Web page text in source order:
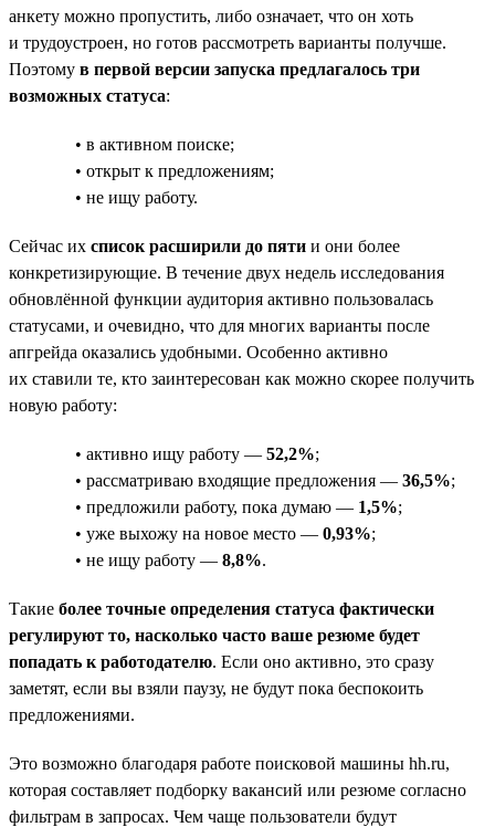
анкету можно пропустить, либо означает, что он хоть
и трудоустроен, но готов рассмотреть варианты получше.
Поэтому в первой версии запуска предлагалось три
возможных статуса:
• в активном поиске;
• открыт к предложениям;
• не ищу работу.
Сейчас их список расширили до пяти и они более
конкретизирующие. В течение двух недель исследования
обновлённой функции аудитория активно пользовалась
статусами, и очевидно, что для многих варианты после
апгрейда оказались удобными. Особенно активно
их ставили те, кто заинтересован как можно скорее получить
новую работу:
• активно ищу работу — 52,2%;
• рассматриваю входящие предложения — 36,5%;
• предложили работу, пока думаю — 1,5%;
• уже выхожу на новое место — 0,93%;
• не ищу работу — 8,8%.
Такие более точные определения статуса фактически
регулируют то, насколько часто ваше резюме будет
попадать к работодателю. Если оно активно, это сразу
заметят, если вы взяли паузу, не будут пока беспокоить
предложениями.
Это возможно благодаря работе поисковой машины hh.ru,
которая составляет подборку вакансий или резюме согласно
фильтрам в запросах. Чем чаще пользователи будут